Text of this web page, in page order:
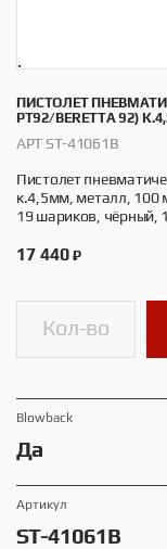
ПИСТОЛЕТ
PT92/BERETTA 92)
АРТ ST-41061B
Пистолет
к.4,5мм, металл, 100
19 шариков, чёрный,
17 440 ₽
Blowback
Да
Артикул
ST-41061B